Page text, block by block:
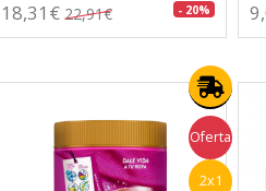
18,31€ 22,91€ - 20%
Oferta
2x1